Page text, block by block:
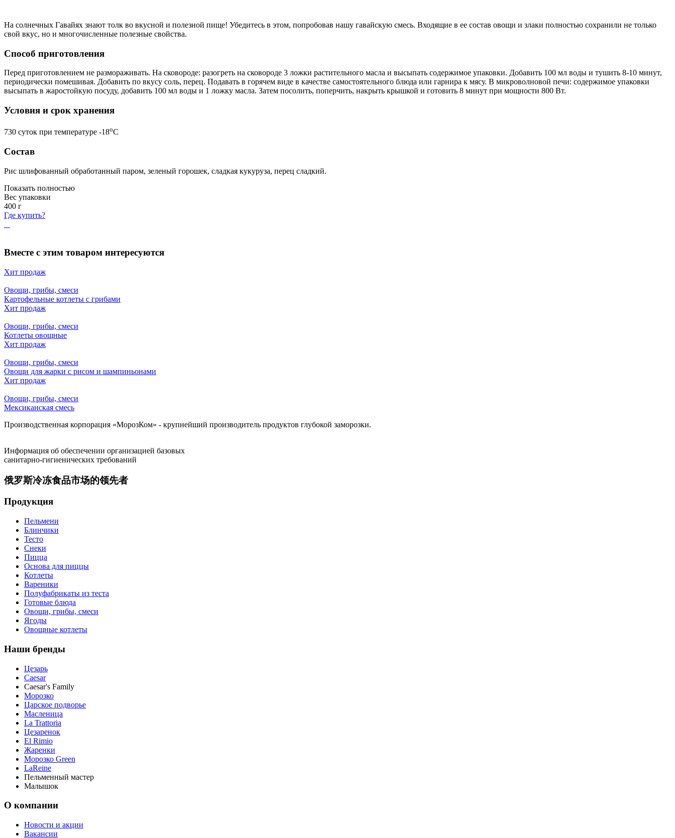
На солнечных Гавайях знают толк во вкусной и полезной пище! Убедитесь в этом, попробовав нашу гавайскую смесь. Входящие в ее состав овощи и злаки полностью сохранили не только
свой вкус, но и многочисленные полезные свойства.
Способ приготовления
Перед приготовлением не размораживать. На сковороде: разогреть на сковороде 3 ложки растительного масла и высыпать содержимое упаковки. Добавить 100 мл воды и тушить 8-10 минут,
периодически помешивая. Добавить по вкусу соль, перец. Подавать в горячем виде в качестве самостоятельного блюда или гарнира к мясу. В микроволновой печи: содержимое упаковки
высыпать в жаростойкую посуду, добавить 100 мл воды и 1 ложку масла. Затем посолить, поперчить, накрыть крышкой и готовить 8 минут при мощности 800 Вт.
Условия и срок хранения
730 суток при температуре -18oС
Состав
Рис шлифованный обработанный паром, зеленый горошек, сладкая кукуруза, перец сладкий.
Показать полностью
Вес упаковки
400 г
Где купить?
Вместе с этим товаром интересуются
Хит продаж
Овощи, грибы, смеси
Картофельные котлеты с грибами
Хит продаж
Овощи, грибы, смеси
Котлеты овощные
Хит продаж
Овощи, грибы, смеси
Овощи для жарки с рисом и шампиньонами
Хит продаж
Овощи, грибы, смеси
Мексиканская смесь
Производственная корпорация «МорозКом» - крупнейший производитель продуктов глубокой заморозки.
Информация об обеспечении организацией базовых
санитарно-гигиенических требований
俄罗斯冷冻食品市场的领先者
Продукция
Пельмени
Блинчики
Тесто
Снеки
Пицца
Основа для пиццы
Котлеты
Вареники
Полуфабрикаты из теста
Готовые блюда
Овощи, грибы, смеси
Ягоды
Овощные котлеты
Наши бренды
Цезарь
Caesar
Caesar's Family
Морозко
Царское подворье
Масленица
La Trattoria
Цезаренок
El Rimio
Жаренки
Морозко Green
LaReine
Пельменный мастер
Малышок
О компании
Новости и акции
Вакансии